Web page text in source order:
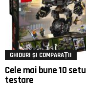
GHIDURI ȘI COMPARAȚII
Cele mai bune 10
testare